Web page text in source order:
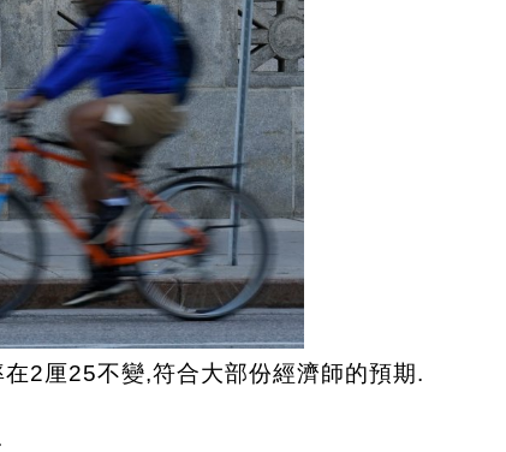
2厘25不變,符合大部份經濟師的預期.